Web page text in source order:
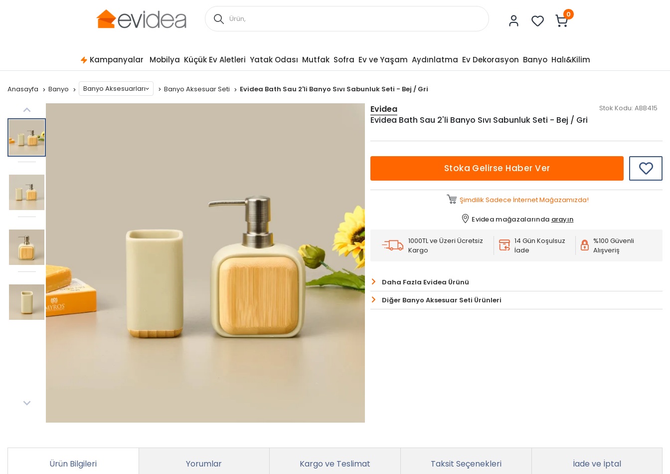
0
Kampanyalar Mobilya Küçük Ev Aletleri Yatak Odası Mutfak Sofra Ev ve Yaşam Aydınlatma Ev Dekorasyon Banyo Halı&Kilim
Anasayfa Banyo Banyo Aksesuarları Banyo Aksesuar Seti Evidea Bath Sau 2'li Banyo Sıvı Sabunluk Seti - Bej / Gri
Evidea Stok Kodu: ABB415
Evidea Bath Sau 2'li Banyo Sıvı Sabunluk Seti - Bej / Gri
Stoka Gelirse Haber Ver
Şimdilik Sadece İnternet Mağazamızda!
Evidea mağazalarında arayın
1000TL ve Üzeri Ücretsiz
Kargo
14 Gün Koşulsuz
İade
%100 Güvenli
Alışveriş
Daha Fazla Evidea Ürünü
Diğer Banyo Aksesuar Seti Ürünleri
Ürün Bilgileri Yorumlar Kargo ve Teslimat Taksit Seçenekleri İade ve İptal